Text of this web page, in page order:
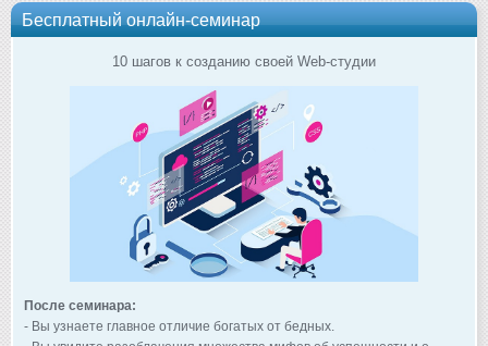
Бесплатный онлайн-семинар
10 шагов к созданию своей Web-студии
После семинара:
- Вы узнаете главное отличие богатых от бедных.